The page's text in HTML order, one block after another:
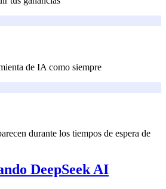
de IA como siempre
durante los tiempos de espera de
DeepSeek AI